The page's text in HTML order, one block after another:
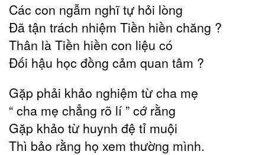
Các con ngẫm nghĩ tự hỏi lòng
Đã tận trách nhiệm Tiền hiền chăng ?
Thân là Tiền hiền con liệu có
Đối hậu học đồng cảm quan tâm ?
Gặp phải khảo nghiệm từ cha mẹ
“ cha mẹ chẳng rõ lí ” cớ rằng
Gặp khảo từ huynh đệ tỉ muội
Thì bảo rằng họ xem thường mình.